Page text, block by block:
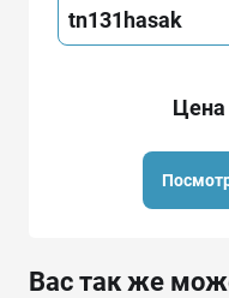
tn131hasak
Цена
Вас так же